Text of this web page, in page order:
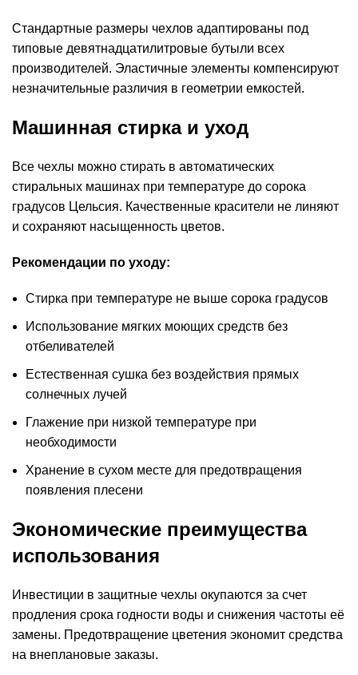
Стандартные размеры чехлов адаптированы под
типовые девятнадцатилитровые бутыли всех
производителей. Эластичные элементы компенсируют
незначительные различия в геометрии емкостей.
Машинная стирка и уход
Все чехлы можно стирать в автоматических
стиральных машинах при температуре до сорока
градусов Цельсия. Качественные красители не линяют
и сохраняют насыщенность цветов.
Рекомендации по уходу:
Стирка при температуре не выше сорока градусов
Использование мягких моющих средств без
отбеливателей
Естественная сушка без воздействия прямых
солнечных лучей
Глажение при низкой температуре при
необходимости
Хранение в сухом месте для предотвращения
появления плесени
Экономические преимущества
использования
Инвестиции в защитные чехлы окупаются за счет
продления срока годности воды и снижения частоты её
замены. Предотвращение цветения экономит средства
на внеплановые заказы.